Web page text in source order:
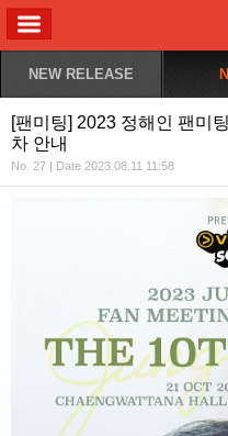
NEW RELEASE
[팬미팅] 2023 정해인 팬미
차 안내
No. 27 | Date 2023.08.11 11:58